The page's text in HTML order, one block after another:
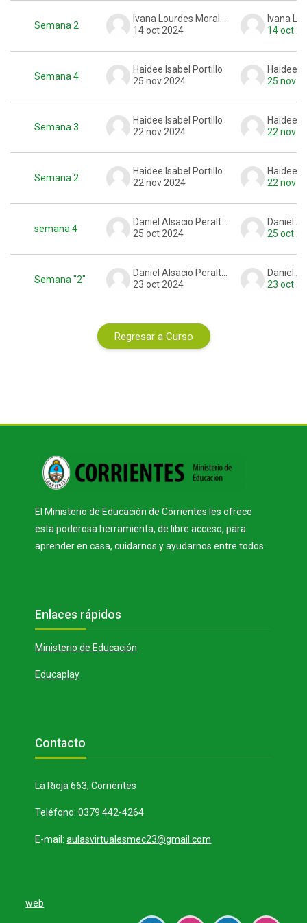
Semana 2
14 oct 2024
14 oct
Semana 4
Haidee Isabel Portillo
25 nov 2024
Haidee
25 nov
Semana 3
Haidee Isabel Portillo
22 nov 2024
Haidee
22 nov
Semana 2
Haidee Isabel Portillo
22 nov 2024
Haidee
22 nov
semana 4
Daniel Alsacio Peralta Gauto
25 oct 2024
25 oct
Semana "2"
Daniel Alsacio Peralta Gauto
23 oct 2024
23 oct
Regresar a Curso
El Ministerio de Educación de Corrientes les ofrece
esta poderosa herramienta, de libre acceso, para
aprender en casa, cuidarnos y ayudarnos entre todos.
Bloques
Enlaces rápidos
Ministerio de Educación
Educaplay
Bloques
Contacto
La Rioja 663, Corrientes
Teléfono: 0379 442-4264
E-mail:aulasvirtualesmec23@gmail.com
web